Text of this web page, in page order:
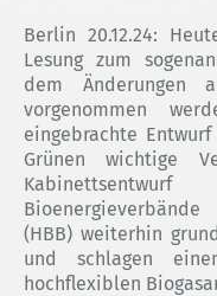
Berlin 20.12.24:
Lesung zum
dem Änderungen
vorgenommen
eingebrachte
Grünen wichtige
(HBB) weiterhin
und schlagen
hochflexiblen